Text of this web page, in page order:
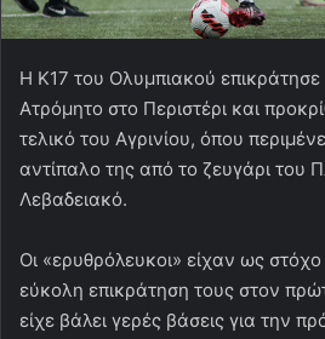
Η Κ17 του Ολυμπιακού
Ατρόμητο στο Περιστέρι και
τελικό του Αγρινίου, όπου
αντίπαλο της από το ζευγάρι του
Λεβαδειακό.
Οι «ερυθρόλευκοι» είχαν ως
εύκολη επικράτηση τους στον
είχε βάλει γερές βάσεις για την